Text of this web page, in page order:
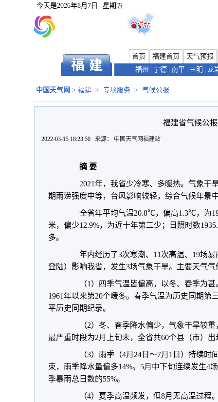
今天是2026年8月7日 星期五
首页 福建首页
天气预报
福州
宁德 南平 三明 龙
中国天气网 > 福建 > 专项服务 > 气候公报
福建省气候公
2022-03-15 18:23:50 来源： 中国天气网福建站
摘 要
2021年，我省少冷寒、多暖热。气象干
期雨涝强度中等，台风影响较轻，综合气候年景
全省年平均气温20.8℃，偏高1.3℃，为
米，偏少12.9%，为近十年第二少；日照时数
多。
年内经历了3次寒潮、11次高温、19场暴
登陆）影响我省，发生3场气象干旱。主要天气气
（1）四季气温皆偏高，以冬、春季为甚
1961年以来第20个暖冬。春季气温为历史同期第
平历史同期纪录。
（2）冬、春季降水偏少，气象干旱较重
最严重时段为2月上旬末，全省共60个县（市）
（3）雨季（4月24日～7月1日）持续时
束，雨季降水量偏多14%。5月中下旬连续发生4
季暴雨总日数的55%。
（4）夏季高温频发，但8月无高温过程。